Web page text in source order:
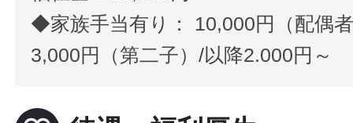
◆家族手当有り： 10,000円（配偶
3,000円（第二子）/以降2.000円～